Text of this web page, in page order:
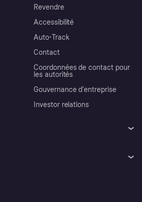
Revendre
Accessibilité
Auto-Track
Contact
Coordonnées de contact pour
les autorités
Gouvernance d’entreprise
Investor relations